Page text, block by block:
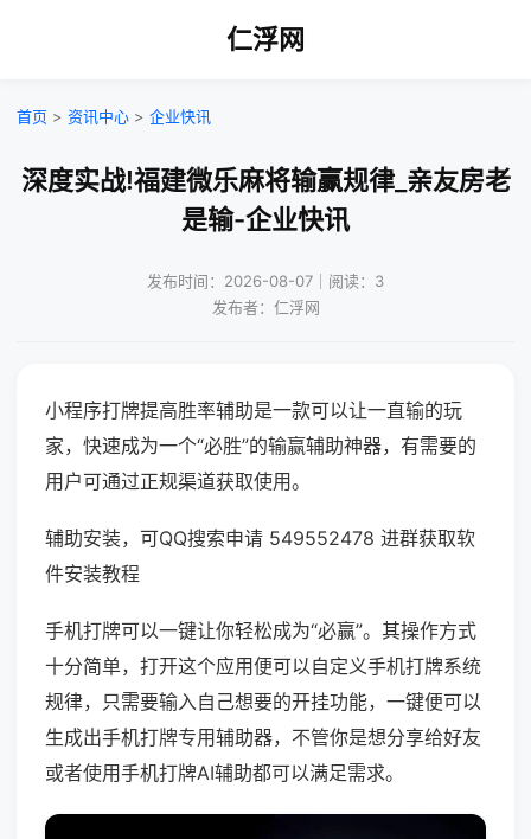
仁浮网
首页 > 资讯中心 > 企业快讯
深度实战!福建微乐麻将输赢规律_亲友房老
是输-企业快讯
发布时间：2026-08-07｜阅读：3
发布者：仁浮网
小程序打牌提高胜率辅助是一款可以让一直输的玩
家，快速成为一个“必胜”的输赢辅助神器，有需要的
用户可通过正规渠道获取使用。
辅助安装，可QQ搜索申请 549552478 进群获取软
件安装教程
手机打牌可以一键让你轻松成为“必赢”。其操作方式
十分简单，打开这个应用便可以自定义手机打牌系统
规律，只需要输入自己想要的开挂功能，一键便可以
生成出手机打牌专用辅助器，不管你是想分享给好友
或者使用手机打牌AI辅助都可以满足需求。